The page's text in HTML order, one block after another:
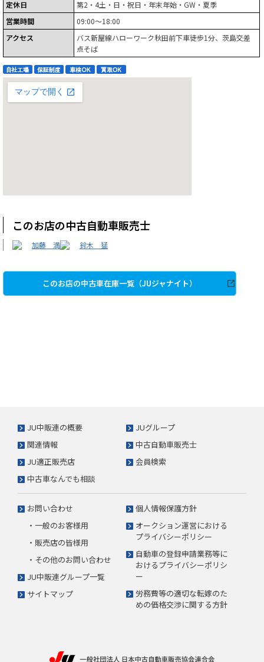
定休日
第2・4土・日・祝日・年末年始・GW・夏季
営業時間
09:00～18:00
アクセス
バス新屋線ハローワーク秋田前下車徒歩1分、茨島交差
点そば
このお店の中古自動車販売士
加藤 満 鈴木 猛
このお店の中古車在庫一覧（JUジャナイト）
JU中販連の概要
JUグループ
関連情報
中古自動車販売士
JU適正販売店
会員検索
中古車なんでも相談
お問い合わせ
・一般のお客様用
・販売店の皆様用
・その他のお問い合わせ
JU中販連グループ一覧
サイトマップ
個人情報保護方針
オークション運営における
プライバシーポリシー
自動車の登録申請業務等に
おけるプライバシーポリシ
ー
労務費等の適切な転嫁のた
めの価格交渉に関する方針